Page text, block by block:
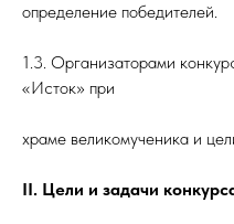
определение победителей.
1.3. Организаторами
«Исток» при
храме великомученика и
II. Цели и задачи